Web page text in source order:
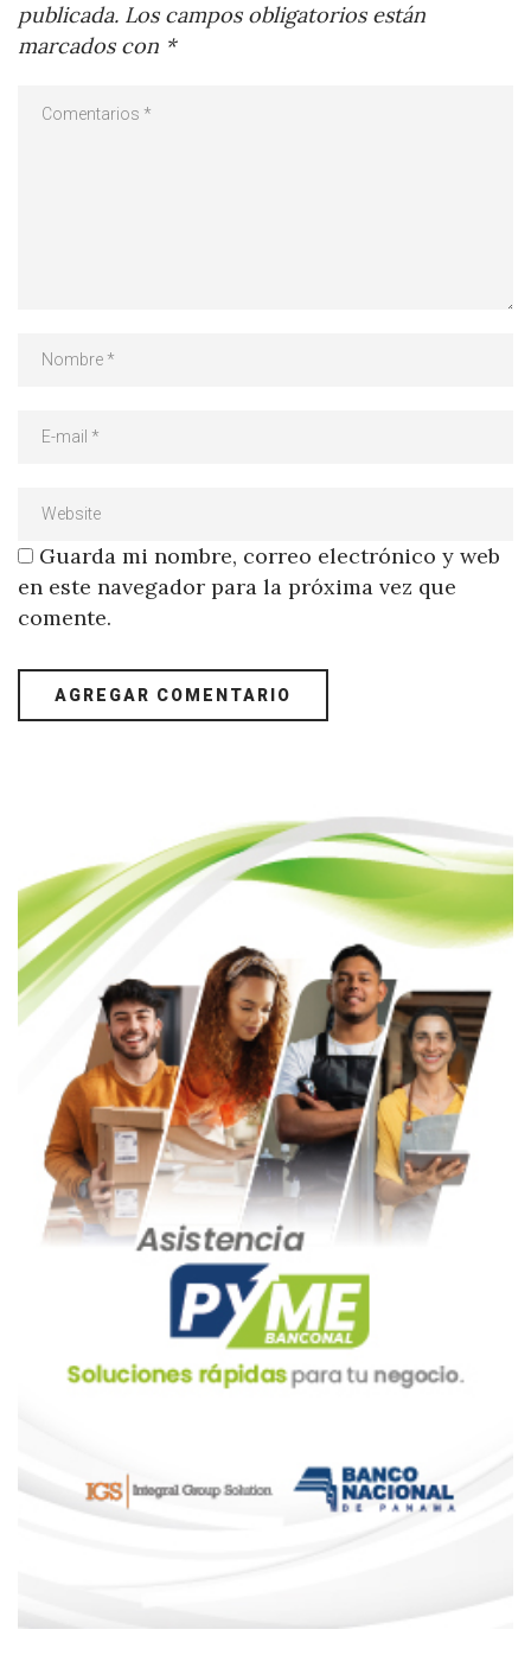
publicada. Los campos obligatorios están
marcados con *
Guarda mi nombre, correo electrónico y web
en este navegador para la próxima vez que
comente.